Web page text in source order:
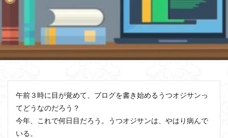
午前３時に目が覚めて、ブログを書き始めるうつオジサンっ
てどうなのだろう？
今年、これで何日目だろう。うつオジサンは、やはり病んで
いる。